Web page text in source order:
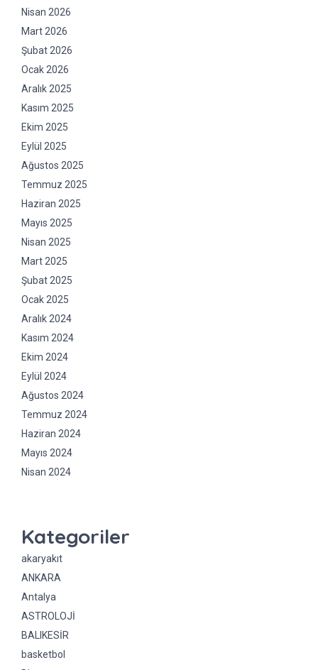
Nisan 2026
Mart 2026
Şubat 2026
Ocak 2026
Aralık 2025
Kasım 2025
Ekim 2025
Eylül 2025
Ağustos 2025
Temmuz 2025
Haziran 2025
Mayıs 2025
Nisan 2025
Mart 2025
Şubat 2025
Ocak 2025
Aralık 2024
Kasım 2024
Ekim 2024
Eylül 2024
Ağustos 2024
Temmuz 2024
Haziran 2024
Mayıs 2024
Nisan 2024
Kategoriler
akaryakıt
ANKARA
Antalya
ASTROLOJİ
BALIKESİR
basketbol